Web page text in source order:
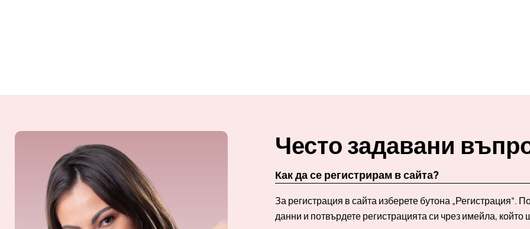
Често задавани
Как да се регистрирам в сайта?
За регистрация в сайта изберете бутона „Регистрация“.
данни и потвърдете регистрацията си чрез имейла, който